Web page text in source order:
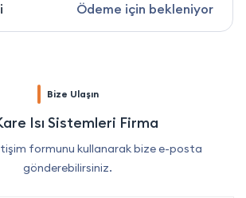
Ödeme için bekleniyor
Bize Ulaşın
Isı Sistemleri Firma
formunu kullanarak bize e-posta
gönderebilirsiniz.